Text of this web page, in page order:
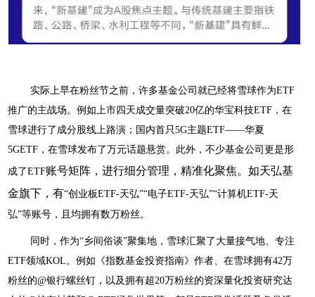
实际上早在粉丝节之前，许多基金公司就已经将雪球作为ETF
推广的主战场。例如上市四天成交量突破20亿的华宝科技ETF，在
雪球进行了成分股线上路演；国内首只5G主题ETF——华夏
5GETF，在雪球发布了万元话题悬赏。此外，不少基金公司更是形
成了ETF账号矩阵，进行细分管理，精准化聚焦。如天弘基
金旗下，有“创业板ETF-天弘”“电子ETF-天弘”“计算机ETF-天
弘”等账号，且均拥有数万粉丝。
同时，作为“乡间俗谈”聚集地，雪球汇聚了大量接气地、专注
ETF领域KOL。例如《指数基金投资指南》作者、在雪球拥有42万
粉丝的@银行螺丝钉，以及拥有超20万粉丝的资深量化投资研究达